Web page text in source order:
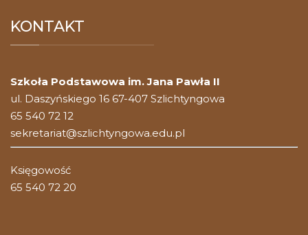
KONTAKT
Szkoła Podstawowa im. Jana Pawła II
ul. Daszyńskiego 16 67-407 Szlichtyngowa
65 540 72 12
sekretariat@szlichtyngowa.edu.pl
Księgowość
65 540 72 20